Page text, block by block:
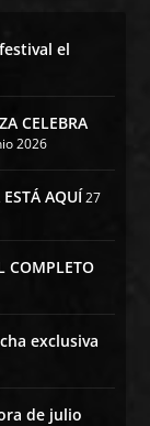
el
CELEBRA
2026
AQUÍ27
COMPLETO
exclusiva
de julio